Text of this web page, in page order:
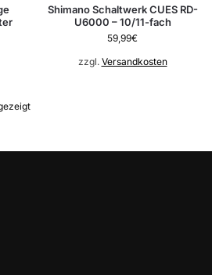
Shimano Schaltwerk CUES RD-
U6000 – 10/11-fach
59,99€
zzgl. Versandkosten